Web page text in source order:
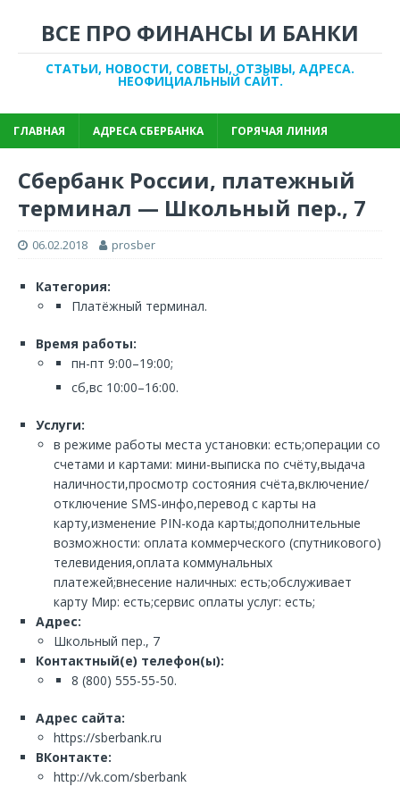
ВСЕ ПРО ФИНАНСЫ И БАНКИ
СТАТЬИ, НОВОСТИ, СОВЕТЫ, ОТЗЫВЫ, АДРЕСА.
НЕОФИЦИАЛЬНЫЙ САЙТ.
ГЛАВНАЯ АДРЕСА СБЕРБАНКА ГОРЯЧАЯ ЛИНИЯ
Сбербанк России, платежный
терминал — Школьный пер., 7
06.02.2018 prosber
Категория:
Платёжный терминал.
Время работы:
пн-пт 9:00–19:00;
сб,вс 10:00–16:00.
Услуги:
в режиме работы места установки: есть;операции со
счетами и картами: мини-выписка по счёту,выдача
наличности,просмотр состояния счёта,включение/
отключение SMS-инфо,перевод с карты на
карту,изменение PIN-кода карты;дополнительные
возможности: оплата коммерческого (спутникового)
телевидения,оплата коммунальных
платежей;внесение наличных: есть;обслуживает
карту Мир: есть;сервис оплаты услуг: есть;
Адрес:
Школьный пер., 7
Контактный(е) телефон(ы):
8 (800) 555-55-50.
Адрес сайта:
https://sberbank.ru
ВКонтакте:
http://vk.com/sberbank